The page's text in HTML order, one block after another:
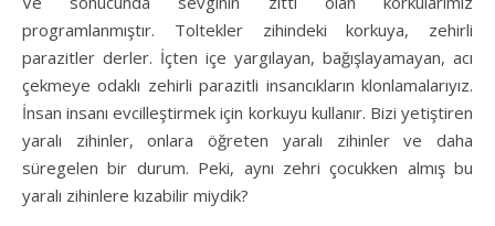
programlanmıştır. Toltekler zihindeki korkuya, zehirli
parazitler derler. İçten içe yargılayan, bağışlayamayan, acı
çekmeye odaklı zehirli parazitli insancıkların klonlamalarıyız.
İnsan insanı evcilleştirmek için korkuyu kullanır. Bizi yetiştiren
yaralı zihinler, onlara öğreten yaralı zihinler ve daha
süregelen bir durum. Peki, aynı zehri çocukken almış bu
yaralı zihinlere kızabilir miydik?